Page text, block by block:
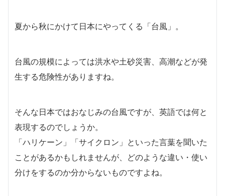
夏から秋にかけて日本にやってくる「台風」。
台風の規模によっては洪水や土砂災害、高潮などが発
生する危険性がありますね。
そんな日本ではおなじみの台風ですが、英語では何と
表現するのでしょうか。
「ハリケーン」「サイクロン」といった言葉を聞いた
ことがあるかもしれませんが、どのような違い・使い
分けをするのか分からないものですよね。